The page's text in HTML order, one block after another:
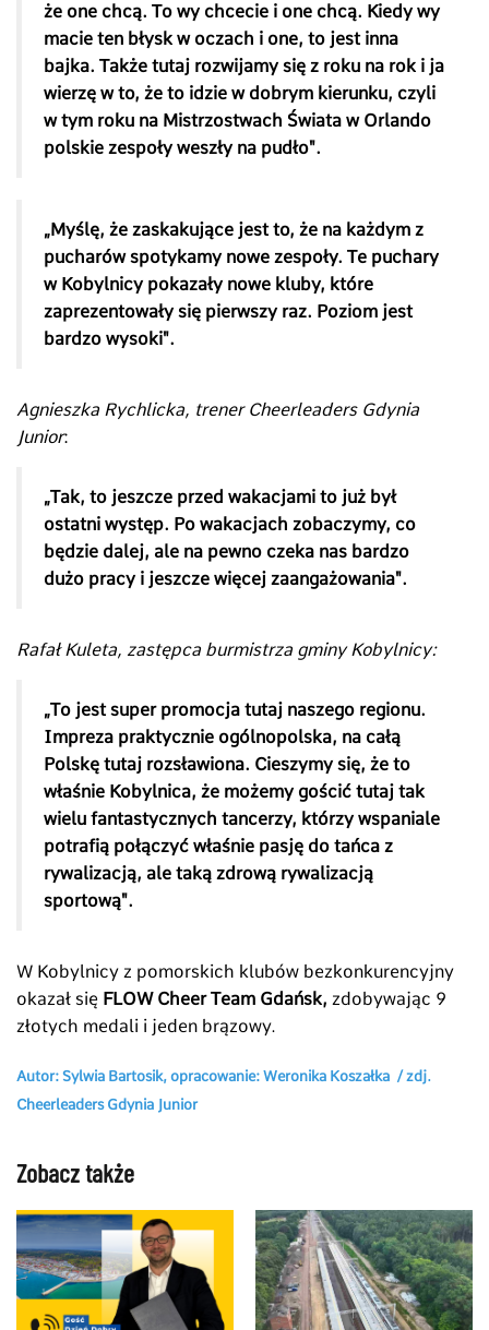
że one chcą. To wy chcecie i one chcą. Kiedy wy
macie ten błysk w oczach i one, to jest inna
bajka. Także tutaj rozwijamy się z roku na rok i ja
wierzę w to, że to idzie w dobrym kierunku, czyli
w tym roku na Mistrzostwach Świata w Orlando
polskie zespoły weszły na pudło".
„Myślę, że zaskakujące jest to, że na każdym z
pucharów spotykamy nowe zespoły. Te puchary
w Kobylnicy pokazały nowe kluby, które
zaprezentowały się pierwszy raz. Poziom jest
bardzo wysoki".
Agnieszka Rychlicka, trener Cheerleaders Gdynia
Junior:
„Tak, to jeszcze przed wakacjami to już był
ostatni występ. Po wakacjach zobaczymy, co
będzie dalej, ale na pewno czeka nas bardzo
dużo pracy i jeszcze więcej zaangażowania".
Rafał Kuleta, zastępca burmistrza gminy Kobylnicy:
„To jest super promocja tutaj naszego regionu.
Impreza praktycznie ogólnopolska, na całą
Polskę tutaj rozsławiona. Cieszymy się, że to
właśnie Kobylnica, że możemy gościć tutaj tak
wielu fantastycznych tancerzy, którzy wspaniale
potrafią połączyć właśnie pasję do tańca z
rywalizacją, ale taką zdrową rywalizacją
sportową".
W Kobylnicy z pomorskich klubów bezkonkurencyjny
okazał się FLOW Cheer Team Gdańsk, zdobywając 9
złotych medali i jeden brązowy.
Autor: Sylwia Bartosik, opracowanie: Weronika Koszałka / zdj.
Cheerleaders Gdynia Junior
Zobacz także